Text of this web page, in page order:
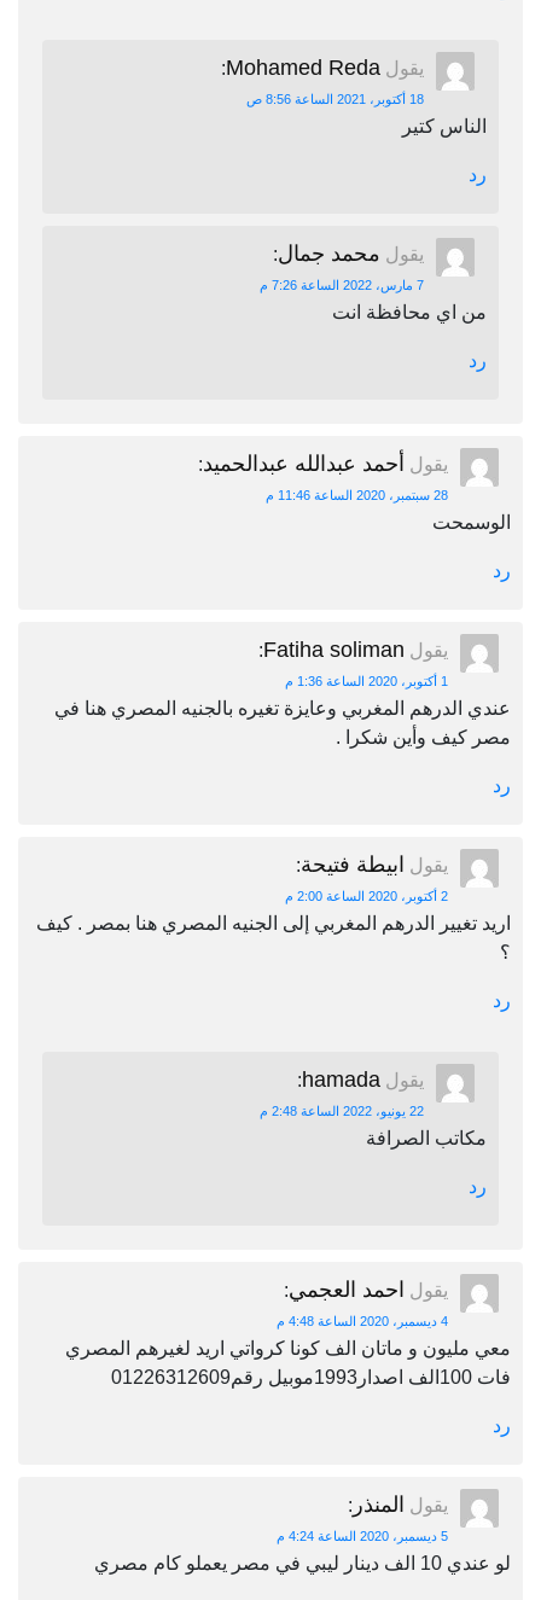
يقول Mohamed Reda
:
18 أكتوبر، 2021 الساعة 8:56 ص
الناس كتير
رد
يقول محمد جمال:
7 مارس، 2022 الساعة 7:26 م
من اي محافظة انت
رد
يقول أحمد عبدالله عبدالحميد:
28 سبتمبر، 2020 الساعة 11:46 م
الوسمحت
رد
يقول Fatiha soliman
:
1 أكتوبر، 2020 الساعة 1:36 م
عندي الدرهم المغربي وعايزة تغيره بالجنيه المصري هنا في
مصر كيف وأين شكرا .
رد
يقول ابيطة فتيحة:
2 أكتوبر، 2020 الساعة 2:00 م
اريد تغيير الدرهم المغربي إلى الجنيه المصري هنا بمصر . كيف
؟
رد
يقول hamada
:
22 يونيو، 2022 الساعة 2:48 م
مكاتب الصرافة
رد
يقول احمد العجمي:
4 ديسمبر، 2020 الساعة 4:48 م
معي مليون و ماتان الف كونا كرواتي اريد لغيرهم المصري
فات 100الف اصدار1993موبيل رقم01226312609
رد
يقول المنذر :
5 ديسمبر، 2020 الساعة 4:24 م
لو عندي 10 الف دينار ليبي في مصر يعملو كام مصري